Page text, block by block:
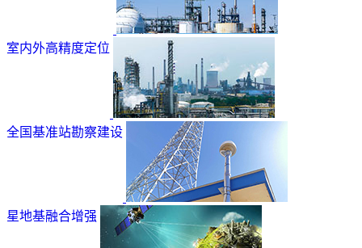
室内外高精度定位
全国基准站勘察建设
星地基融合增强